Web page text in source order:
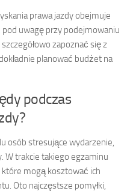
prawa jazdy obejmuje
uwagę przy podejmowaniu
zapoznać się z
planować budżet na
podczas
osób stresujące wydarzenie,
W trakcie takiego egzaminu
które mogą kosztować ich
Oto najczęstsze pomyłki,